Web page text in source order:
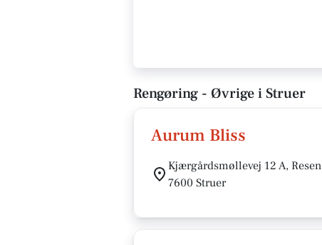
Rengøring - Øvrige i Struer
Aurum Bliss
Kjærgårdsmøllevej 12 A, Resen
7600 Struer